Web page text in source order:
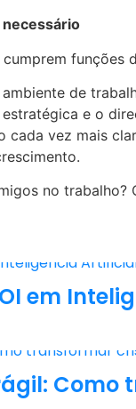
funções
de
e o
cada vez mais
no
em
Como